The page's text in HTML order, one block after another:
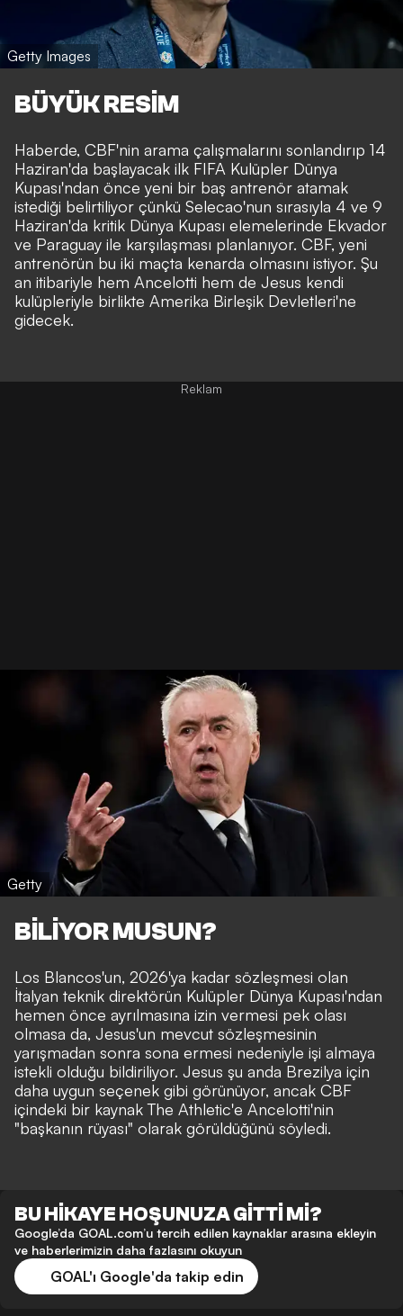
Getty Images
BÜYÜK RESİM
Haberde, CBF'nin arama çalışmalarını sonlandırıp 14
Haziran'da başlayacak ilk FIFA Kulüpler Dünya
Kupası'ndan önce yeni bir baş antrenör atamak
istediği belirtiliyor çünkü Selecao'nun sırasıyla 4 ve 9
Haziran'da kritik Dünya Kupası elemelerinde Ekvador
ve Paraguay ile karşılaşması planlanıyor. CBF, yeni
antrenörün bu iki maçta kenarda olmasını istiyor. Şu
an itibariyle hem Ancelotti hem de Jesus kendi
kulüpleriyle birlikte Amerika Birleşik Devletleri'ne
gidecek.
Getty
BİLİYOR MUSUN?
Los Blancos'un, 2026'ya kadar sözleşmesi olan
İtalyan teknik direktörün Kulüpler Dünya Kupası'ndan
hemen önce ayrılmasına izin vermesi pek olası
olmasa da, Jesus'un mevcut sözleşmesinin
yarışmadan sonra sona ermesi nedeniyle işi almaya
istekli olduğu bildiriliyor. Jesus şu anda Brezilya için
daha uygun seçenek gibi görünüyor, ancak CBF
içindeki bir kaynak The Athletic'e Ancelotti'nin
"başkanın rüyası" olarak görüldüğünü söyledi.
BU HİKAYE HOŞUNUZA GİTTİ Mİ?
Google’da GOAL.com’u tercih edilen kaynaklar arasına ekleyin
ve haberlerimizin daha fazlasını okuyun
GOAL'ı Google'da takip edin